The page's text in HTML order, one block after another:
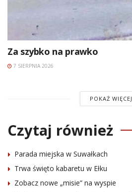
Za szybko na prawko
7 SIERPNIA 2026
POKAŻ WIĘCEJ
Czytaj również
Parada miejska w Suwałkach
Trwa święto kabaretu w Ełku
Zobacz nowe „misie” na wyspie